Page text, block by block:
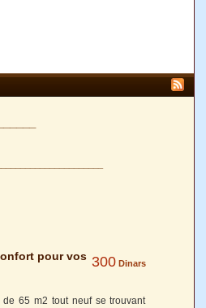
pour vos 300 Dinars
65 m2 tout neuf se trouvant